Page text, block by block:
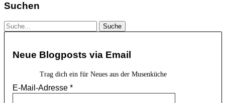
Suchen
Neue Blogposts via Email
Trag dich ein für Neues aus der Musenküche
E-Mail-Adresse *